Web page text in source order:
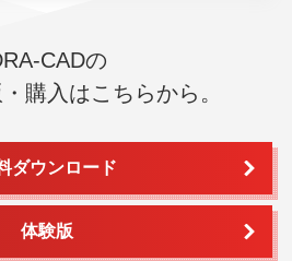
CADの
購入はこちらから。
ダウンロード
体験版